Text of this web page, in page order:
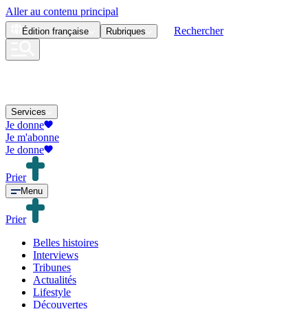
Aller au contenu principal
Édition française Rubriques Rechercher
Services
Je donne
Je m'abonne
Je donne
Prier
Menu
Prier
Belles histoires
Interviews
Tribunes
Actualités
Lifestyle
Découvertes